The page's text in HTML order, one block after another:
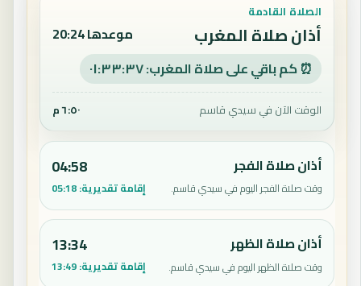
الصلاة القادمة
أذان صلاة المغرب موعدها 20:24
⏰ كم باقي على صلاة المغرب: ٠١:٣٣:٣٦
الوقت الآن في سيدي قاسم ٦:٥٠ م
أذان صلاة الفجر
وقت صلاة الفجر اليوم في سيدي قاسم.
04:58
إقامة تقديرية:05:18
أذان صلاة الظهر
وقت صلاة الظهر اليوم في سيدي قاسم.
13:34
إقامة تقديرية:13:49